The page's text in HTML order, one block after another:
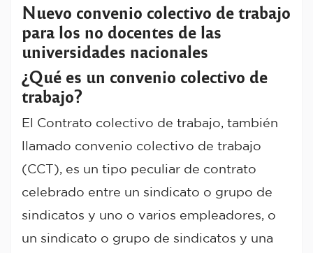
Nuevo convenio colectivo de trabajo
para los no docentes de las
universidades nacionales
¿Qué es un convenio colectivo de
trabajo?
El Contrato colectivo de trabajo, también
llamado convenio colectivo de trabajo
(CCT), es un tipo peculiar de contrato
celebrado entre un sindicato o grupo de
sindicatos y uno o varios empleadores, o
un sindicato o grupo de sindicatos y una